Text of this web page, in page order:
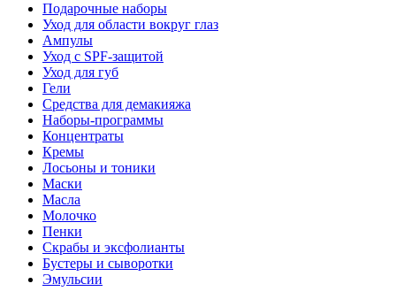
Подарочные наборы
Уход для области вокруг глаз
Ампулы
Уход с SPF-защитой
Уход для губ
Гели
Средства для демакияжа
Наборы-программы
Концентраты
Кремы
Лосьоны и тоники
Маски
Масла
Молочко
Пенки
Скрабы и эксфолианты
Бустеры и сыворотки
Эмульсии